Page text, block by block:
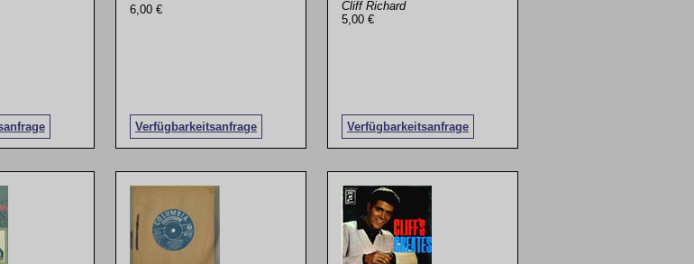
6,00 €
Verfügbarkeitsanfrage
Cliff Richard
5,00 €
Verfügbarkeitsanfrage